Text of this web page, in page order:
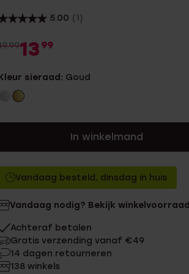
5.00 (1)
13 99
sieraad: Goud
In winkelmand
Vandaag besteld, dinsdag in huis
Vandaag nodig? Bekijk winkelvoorraad
Achteraf betalen
Gratis verzending vanaf €49
14 dagen retourneren
138 winkels